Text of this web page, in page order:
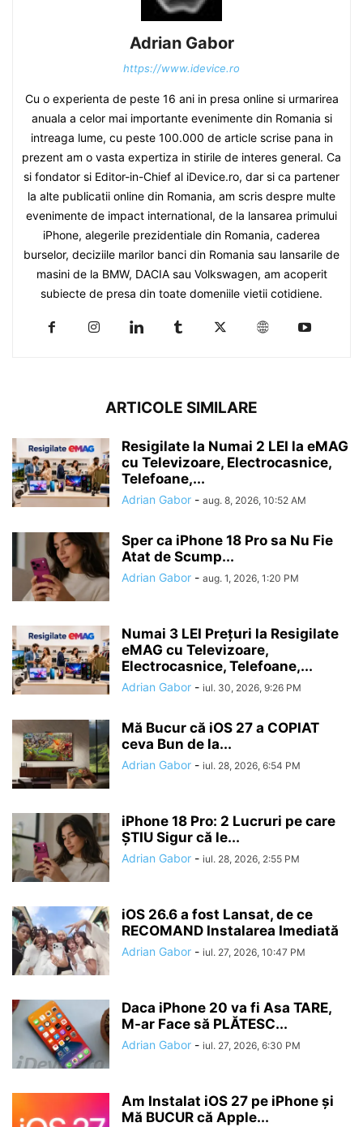
Adrian Gabor
https://www.idevice.ro
Cu o experienta de peste 16 ani in presa online si urmarirea
anuala a celor mai importante evenimente din Romania si
intreaga lume, cu peste 100.000 de article scrise pana in
prezent am o vasta expertiza in stirile de interes general. Ca
si fondator si Editor-in-Chief al iDevice.ro, dar si ca partener
la alte publicatii online din Romania, am scris despre multe
evenimente de impact international, de la lansarea primului
iPhone, alegerile prezidentiale din Romania, caderea
burselor, deciziile marilor banci din Romania sau lansarile de
masini de la BMW, DACIA sau Volkswagen, am acoperit
subiecte de presa din toate domeniile vietii cotidiene.
ARTICOLE SIMILARE
Resigilate la Numai 2 LEI la eMAG
cu Televizoare, Electrocasnice,
Telefoane,...
Adrian Gabor - aug. 8, 2026, 10:52 AM
Sper ca iPhone 18 Pro sa Nu Fie
Atat de Scump...
Adrian Gabor - aug. 1, 2026, 1:20 PM
Numai 3 LEI Prețuri la Resigilate
eMAG cu Televizoare,
Electrocasnice, Telefoane,...
Adrian Gabor - iul. 30, 2026, 9:26 PM
Mă Bucur că iOS 27 a COPIAT
ceva Bun de la...
Adrian Gabor - iul. 28, 2026, 6:54 PM
iPhone 18 Pro: 2 Lucruri pe care
ȘTIU Sigur că le...
Adrian Gabor - iul. 28, 2026, 2:55 PM
iOS 26.6 a fost Lansat, de ce
RECOMAND Instalarea Imediată
Adrian Gabor - iul. 27, 2026, 10:47 PM
Daca iPhone 20 va fi Asa TARE,
M-ar Face să PLĂTESC...
Adrian Gabor - iul. 27, 2026, 6:30 PM
Am Instalat iOS 27 pe iPhone și
Mă BUCUR că Apple...